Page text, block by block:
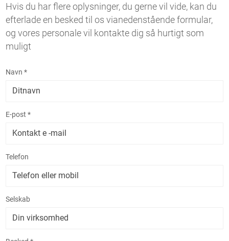
Hvis du har flere oplysninger, du gerne vil vide, kan du
efterlade en besked til os vianedenstående formular,
og vores personale vil kontakte dig så hurtigt som
muligt
Navn *
E-post *
Telefon
Selskab